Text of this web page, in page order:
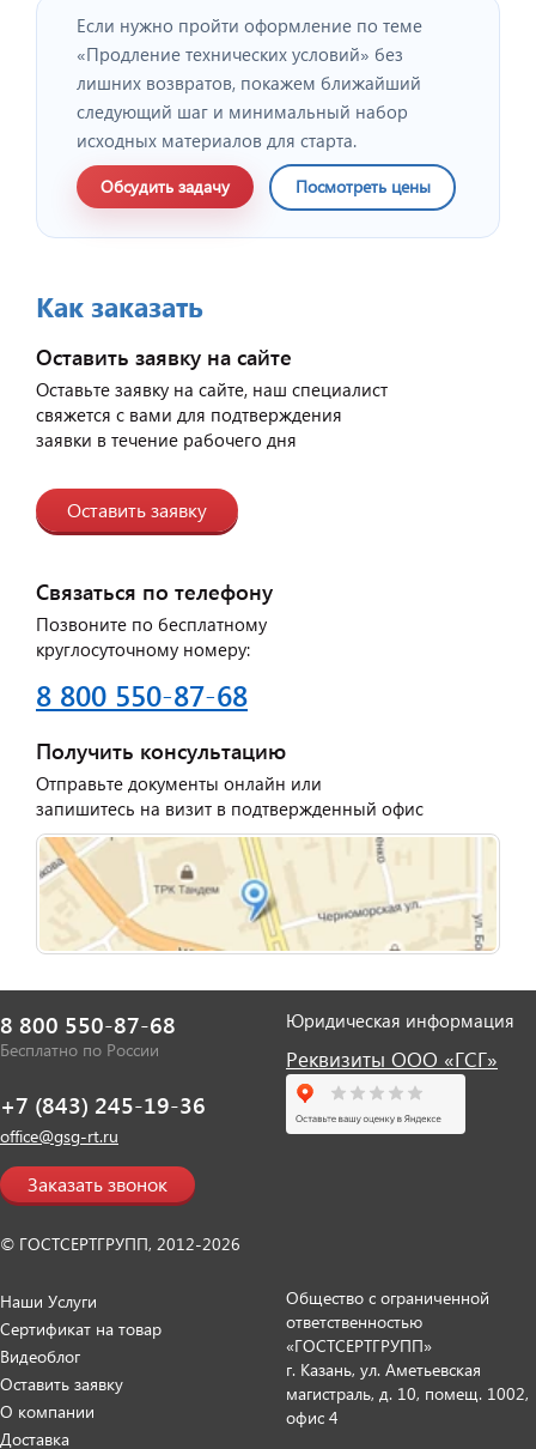
Если нужно пройти оформление по теме
«Продление технических условий» без
лишних возвратов, покажем ближайший
следующий шаг и минимальный набор
исходных материалов для старта.
Обсудить задачу Посмотреть цены
Как заказать
Оставить заявку на сайте
Оставьте заявку на сайте, наш специалист
свяжется с вами для подтверждения
заявки в течение рабочего дня
Оставить заявку
Связаться по телефону
Позвоните по бесплатному
круглосуточному номеру:
8 800 550-87-68
Получить консультацию
Отправьте документы онлайн или
запишитесь на визит в подтвержденный офис
8 800 550-87-68
Бесплатно по России
+7 (843) 245-19-36
office@gsg-rt.ru
Заказать звонок
© ГОСТСЕРТГРУПП, 2012-2026
Юридическая информация
Реквизиты ООО «ГСГ»
Наши Услуги
Сертификат на товар
Видеоблог
Оставить заявку
О компании
Доставка
Общество с ограниченной
ответственностью
«ГОСТСЕРТГРУПП»
г. Казань, ул. Аметьевская
магистраль, д. 10, помещ. 1002,
офис 4